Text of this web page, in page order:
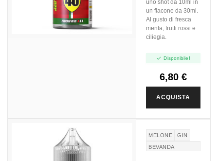
uno shot da 10ml in
un flacone da 30ml.
Al gusto di fresca
menta, frutti rossi e
ciliegia.
 Disponibile!
6,80 €
ACQUISTA
MELONE
GIN
BEVANDA